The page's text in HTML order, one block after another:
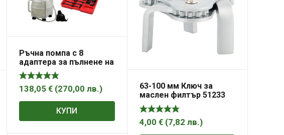
Ръчна помпа с 8
адаптера за пълнене на
масло за скоростна
кутия
138,05€ (270,00лв.)
КУПИ
63-100 мм Ключ за
маслен филтър 51233
4,00 € (7,82 лв.)